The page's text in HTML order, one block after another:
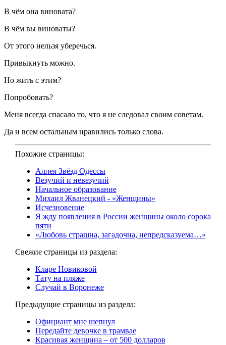
В чём она виновата?
В чём вы виноваты?
От этого нельзя уберечься.
Привыкнуть можно.
Но жить с этим?
Попробовать?
Меня всегда спасало то, что я не следовал своим советам.
Да и всем остальным нравились только слова.
Похожие страницы:
Аллея Звёзд Одессы
Везучий и невезучий
Начальное образование
Михаил Жванецкий - «Женщины»
Исчезновение
Я жду появления в России женщины около сорока
пяти
«Любовь страшна, загадочна, непредсказуема…»
Свежие страницы из раздела:
Кларе Новиковой
Тату на пляже
Случай в Воронеже
Предыдущие страницы из раздела:
Официант мне шепнул
Передайте девочке в трамвае
Красивая женщина – от 500 долларов